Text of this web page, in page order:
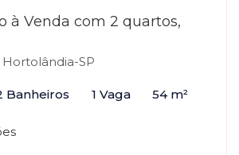
à Venda com 2 quartos,
Hortolândia-SP
Banheiros 1 Vaga 54 m²